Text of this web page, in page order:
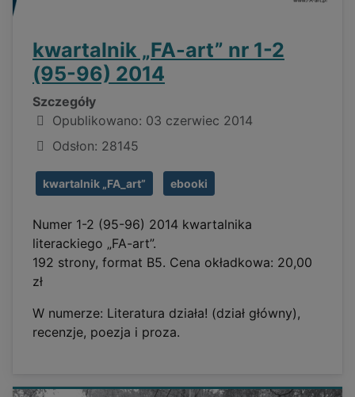
kwartalnik „FA-art” nr 1-2
(95-96) 2014
Szczegóły
Opublikowano: 03 czerwiec 2014
Odsłon: 28145
kwartalnik „FA_art” ebooki
Numer 1-2 (95-96) 2014 kwartalnika
literackiego „FA-art”.
192 strony, format B5. Cena okładkowa: 20,00
zł
W numerze: Literatura działa! (dział główny),
recenzje, poezja i proza.